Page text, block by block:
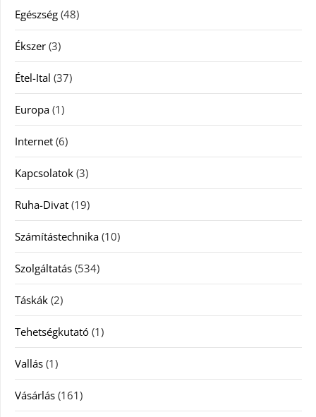
Egészség (48)
Ékszer (3)
Étel-Ital (37)
Europa (1)
Internet (6)
Kapcsolatok (3)
Ruha-Divat (19)
Számítástechnika (10)
Szolgáltatás (534)
Táskák (2)
Tehetségkutató (1)
Vallás (1)
Vásárlás (161)